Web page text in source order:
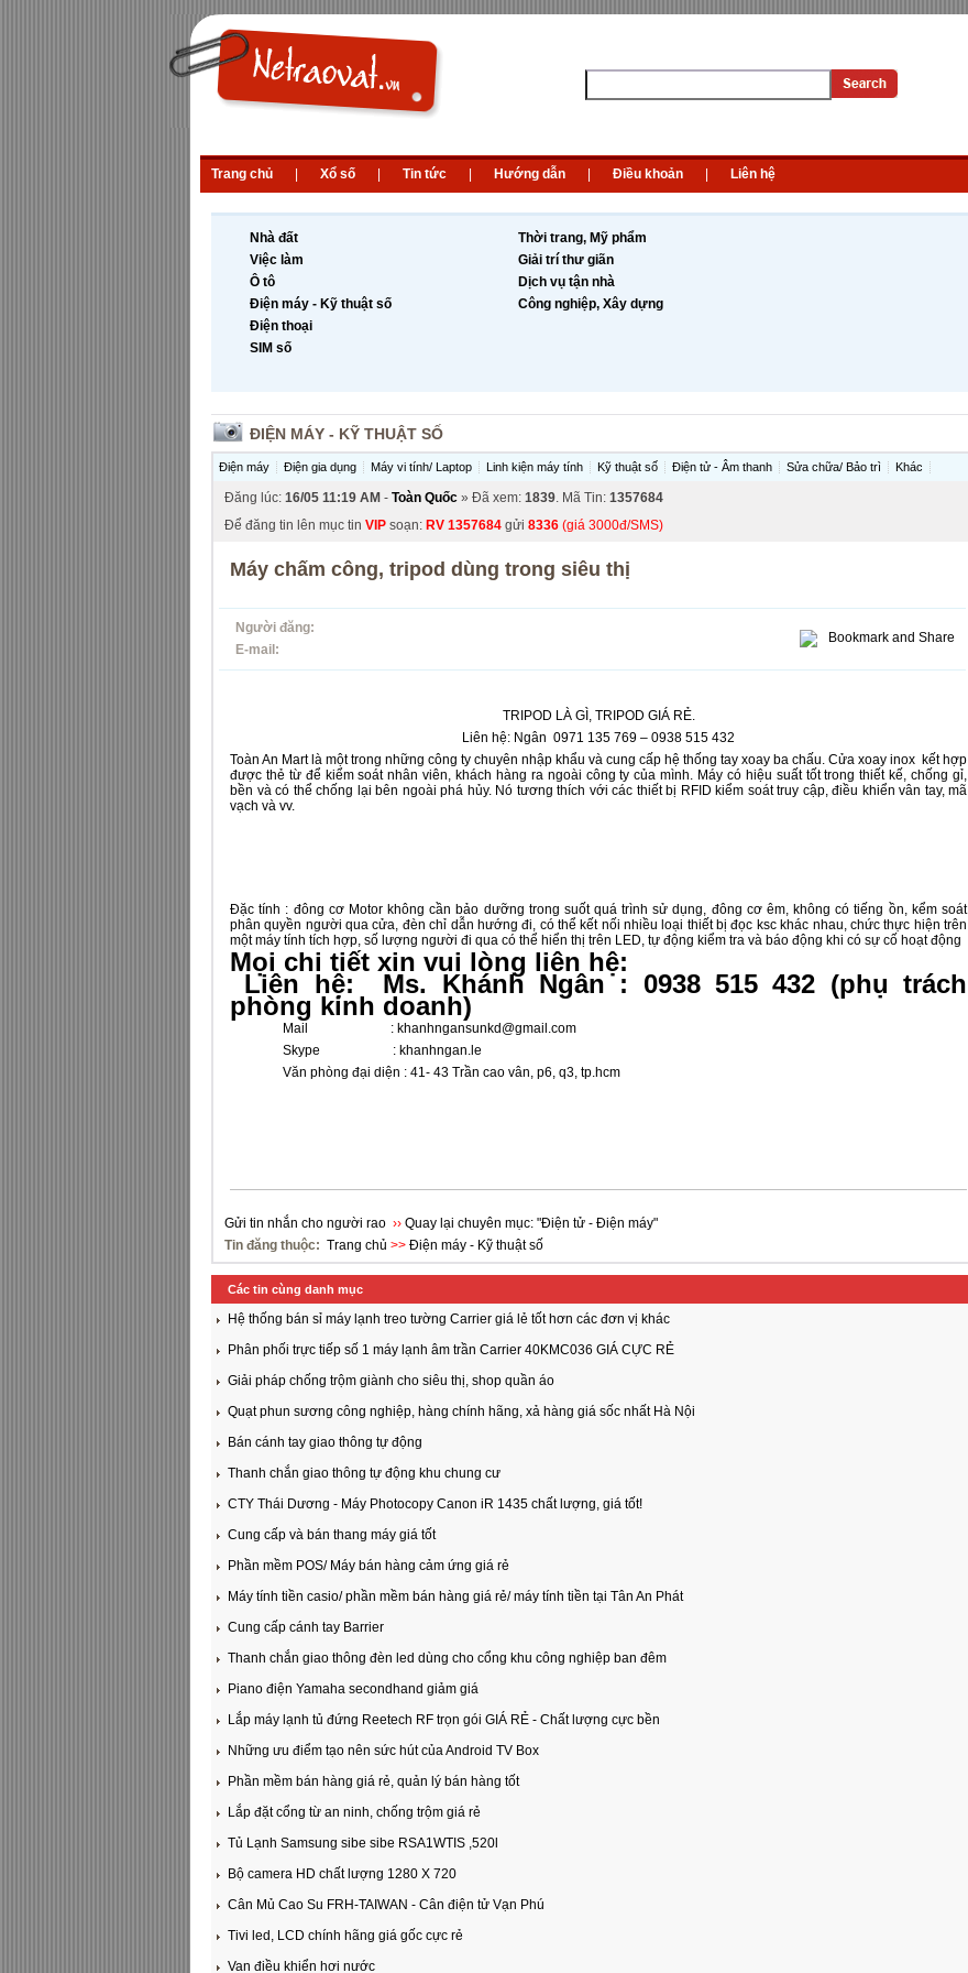
Trang chủ Xổ số Tin tức Hướng dẫn Điều khoản Liên hệ
Nhà đất
Việc làm
Ô tô
Điện máy - Kỹ thuật số
Điện thoại
SIM số
Thời trang, Mỹ phẩm
Giải trí thư giãn
Dịch vụ tận nhà
Công nghiệp, Xây dựng
ĐIỆN MÁY - KỸ THUẬT SỐ
Điện máy Điện gia dụng Máy vi tính/ Laptop Linh kiện máy tính Kỹ thuật số Điện tử - Âm thanh Sửa chữa/ Bảo trì Khác
Đăng lúc: 16/05 11:19 AM - Toàn Quốc » Đã xem: 1839. Mã Tin: 1357684
Để đăng tin lên mục tin VIP soạn: RV 1357684 gửi 8336 (giá 3000đ/SMS)
Máy chấm công, tripod dùng trong siêu thị
Người đăng:
E-mail:
TRIPOD LÀ GÌ, TRIPOD GIÁ RẺ.
Liên hệ: Ngân 0971 135 769 – 0938 515 432
Toàn An Mart là một trong những công ty chuyên nhập khẩu và cung cấp hệ thống tay xoay ba chấu. Cửa xoay inox kết hợp
được thẻ từ để kiểm soát nhân viên, khách hàng ra ngoài công ty của mình. Máy có hiệu suất tốt trong thiết kế, chống gỉ,
bền và có thể chống lại bên ngoài phá hủy. Nó tương thích với các thiết bị RFID kiểm soát truy cập, điều khiển vân tay, mã
vạch và vv.
Đặc tính : đông cơ Motor không cần bảo dưỡng trong suốt quá trình sử dụng, đông cơ êm, không có tiếng ồn, kểm soát
phân quyền người qua cửa, đèn chỉ dẫn hướng đi, có thể kết nối nhiều loại thiết bị đọc ksc khác nhau, chức thực hiện trên
một máy tính tích hợp, số lượng người đi qua có thể hiển thị trên LED, tự động kiểm tra và báo động khi có sự cố hoạt động
Mọi chi tiết xin vui lòng liên hệ:
Liên hệ: Ms. Khánh Ngân : 0938 515 432 (phụ trách
phòng kinh doanh)
Mail : khanhngansunkd@gmail.com
Skype : khanhngan.le
Văn phòng đại diện : 41- 43 Trần cao vân, p6, q3, tp.hcm
Gửi tin nhắn cho người rao ›› Quay lại chuyên mục: "Điện tử - Điện máy"
Tin đăng thuộc: Trang chủ >> Điện máy - Kỹ thuật số
Các tin cùng danh mục
Hệ thống bán sỉ máy lạnh treo tường Carrier giá lẻ tốt hơn các đơn vị khác
Phân phối trực tiếp số 1 máy lạnh âm trần Carrier 40KMC036 GIÁ CỰC RẺ
Giải pháp chống trộm giành cho siêu thị, shop quần áo
Quạt phun sương công nghiệp, hàng chính hãng, xả hàng giá sốc nhất Hà Nội
Bán cánh tay giao thông tự động
Thanh chắn giao thông tự động khu chung cư
CTY Thái Dương - Máy Photocopy Canon iR 1435 chất lượng, giá tốt!
Cung cấp và bán thang máy giá tốt
Phần mềm POS/ Máy bán hàng cảm ứng giá rẻ
Máy tính tiền casio/ phần mềm bán hàng giá rẻ/ máy tính tiền tại Tân An Phát
Cung cấp cánh tay Barrier
Thanh chắn giao thông đèn led dùng cho cổng khu công nghiệp ban đêm
Piano điện Yamaha secondhand giảm giá
Lắp máy lạnh tủ đứng Reetech RF trọn gói GIÁ RẺ - Chất lượng cực bền
Những ưu điểm tạo nên sức hút của Android TV Box
Phần mềm bán hàng giá rẻ, quản lý bán hàng tốt
Lắp đặt cổng từ an ninh, chống trộm giá rẻ
Tủ Lạnh Samsung sibe sibe RSA1WTIS ,520l
Bộ camera HD chất lượng 1280 X 720
Cân Mủ Cao Su FRH-TAIWAN - Cân điện tử Vạn Phú
Tivi led, LCD chính hãng giá gốc cực rẻ
Van điều khiển hơi nước